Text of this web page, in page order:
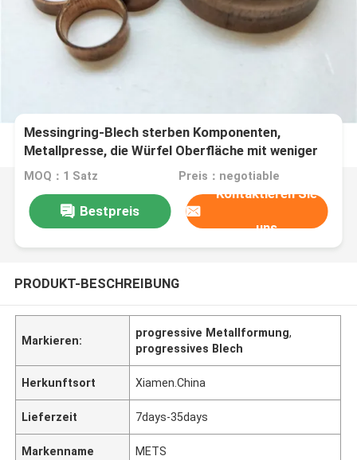
Messingring-Blech sterben Komponenten,
Metallpresse, die Würfel Oberfläche mit weniger
Grat glatt machen
MOQ：1 Satz Preis：negotiable
Bestpreis
Kontaktieren Sie
uns
PRODUKT-BESCHREIBUNG
Markieren:
progressive Metallformung,
progressives Blech
Herkunftsort Xiamen.China
Lieferzeit 7days-35days
Markenname METS